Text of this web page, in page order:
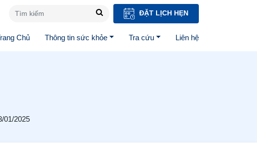
ĐẶT LỊCH HẸN
Chủ Thông tin sức khỏe Tra cứu Liên hệ
01/2025